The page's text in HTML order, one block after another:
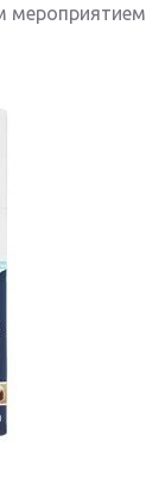
мероприятием